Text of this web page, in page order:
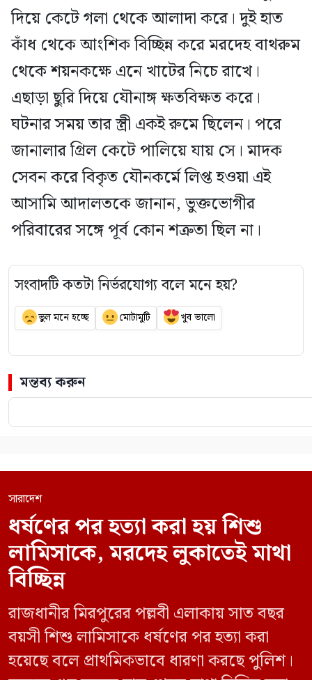
দিয়ে কেটে গলা থেকে আলাদা করে। দুই হাত
কাঁধ থেকে আংশিক বিচ্ছিন্ন করে মরদেহ বাথরুম
থেকে শয়নকক্ষে এনে খাটের নিচে রাখে।
এছাড়া ছুরি দিয়ে যৌনাঙ্গ ক্ষতবিক্ষত করে।
ঘটনার সময় তার স্ত্রী একই রুমে ছিলেন। পরে
জানালার গ্রিল কেটে পালিয়ে যায় সে। মাদক
সেবন করে বিকৃত যৌনকর্মে লিপ্ত হওয়া এই
আসামি আদালতকে জানান, ভুক্তভোগীর
পরিবারের সঙ্গে পূর্ব কোন শত্রুতা ছিল না।
সংবাদটি কতটা নির্ভরযোগ্য বলে মনে হয়?
ভুল মনে হচ্ছে মোটামুটি খুব ভালো
মন্তব্য করুন
সারাদেশ
ধর্ষণের পর হত্যা করা হয় শিশু
লামিসাকে, মরদেহ লুকাতেই মাথা
বিচ্ছিন্ন
রাজধানীর মিরপুরের পল্লবী এলাকায় সাত বছর
বয়সী শিশু লামিসাকে ধর্ষণের পর হত্যা করা
হয়েছে বলে প্রাথমিকভাবে ধারণা করছে পুলিশ।